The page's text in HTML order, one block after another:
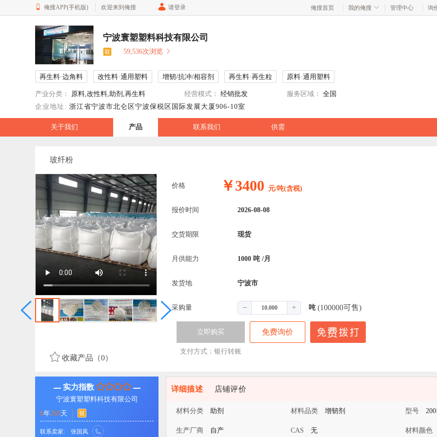
俺搜APP(手机版) 欢迎来到俺搜 请登录 俺搜首页 我的俺搜 管理中心 询
企业地址: 浙江省宁波市北仑区宁波保税区国际发展大厦906-10室
宁波寰塑塑料科技有限公司
59,536次浏览
再生料·边角料 改性料·通用塑料 增韧/抗冲/相容剂 再生料·再生粒 原料·通用塑料
产业分类： 原料,改性料,助剂,再生料 经营模式： 经销批发 服务区域： 全国
关于我们 产品 联系我们 供需
玻纤粉
价格 ￥3400 元/吨(含税)
报价时间 2026-08-08
交货期限 现货
月供能力 1000 吨 /月
发货地 宁波市
采购量 吨 (100000可售)
立即购买
支付方式：银行转账
免费询价
收藏产品（0）
实力指数
宁波寰塑塑料科技有限公司
6年263天
联系卖家: 张国凤
详细描述 店铺评价
材料分类 助剂 材料品类 增韧剂 型号 200
生产厂商 自产 CAS 无 材料颜色